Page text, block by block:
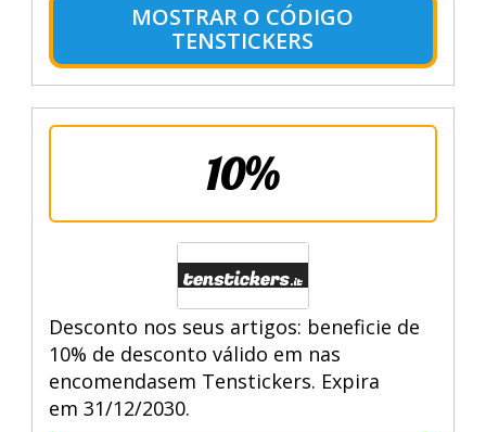
MOSTRAR O CÓDIGO
TENSTICKERS
10%
Desconto nos seus artigos: beneficie de
10% de desconto válido em nas
encomendasem Tenstickers. Expira
em 31/12/2030.